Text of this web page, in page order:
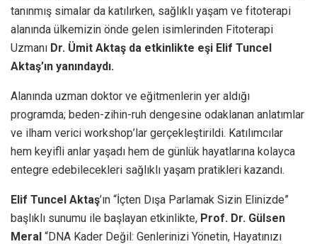
tanınmış simalar da katılırken, sağlıklı yaşam ve fitoterapi
alanında ülkemizin önde gelen isimlerinden Fitoterapi
Uzmanı Dr. Ümit Aktaş da etkinlikte eşi Elif Tuncel
Aktaş’ın yanındaydı.
Alanında uzman doktor ve eğitmenlerin yer aldığı
programda; beden-zihin-ruh dengesine odaklanan anlatımlar
ve ilham verici workshop’lar gerçekleştirildi. Katılımcılar
hem keyifli anlar yaşadı hem de günlük hayatlarına kolayca
entegre edebilecekleri sağlıklı yaşam pratikleri kazandı.
Elif Tuncel Aktaş’ın “İçten Dışa Parlamak Sizin Elinizde”
başlıklı sunumu ile başlayan etkinlikte, Prof. Dr. Gülsen
Meral “DNA Kader Değil: Genlerinizi Yönetin, Hayatınızı